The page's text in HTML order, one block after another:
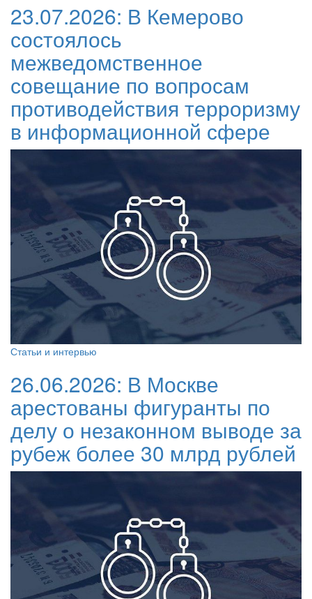
23.07.2026: В Кемерово
состоялось
межведомственное
совещание по вопросам
противодействия терроризму
в информационной сфере
Статьи и интервью
26.06.2026: В Москве
арестованы фигуранты по
делу о незаконном выводе за
рубеж более 30 млрд рублей